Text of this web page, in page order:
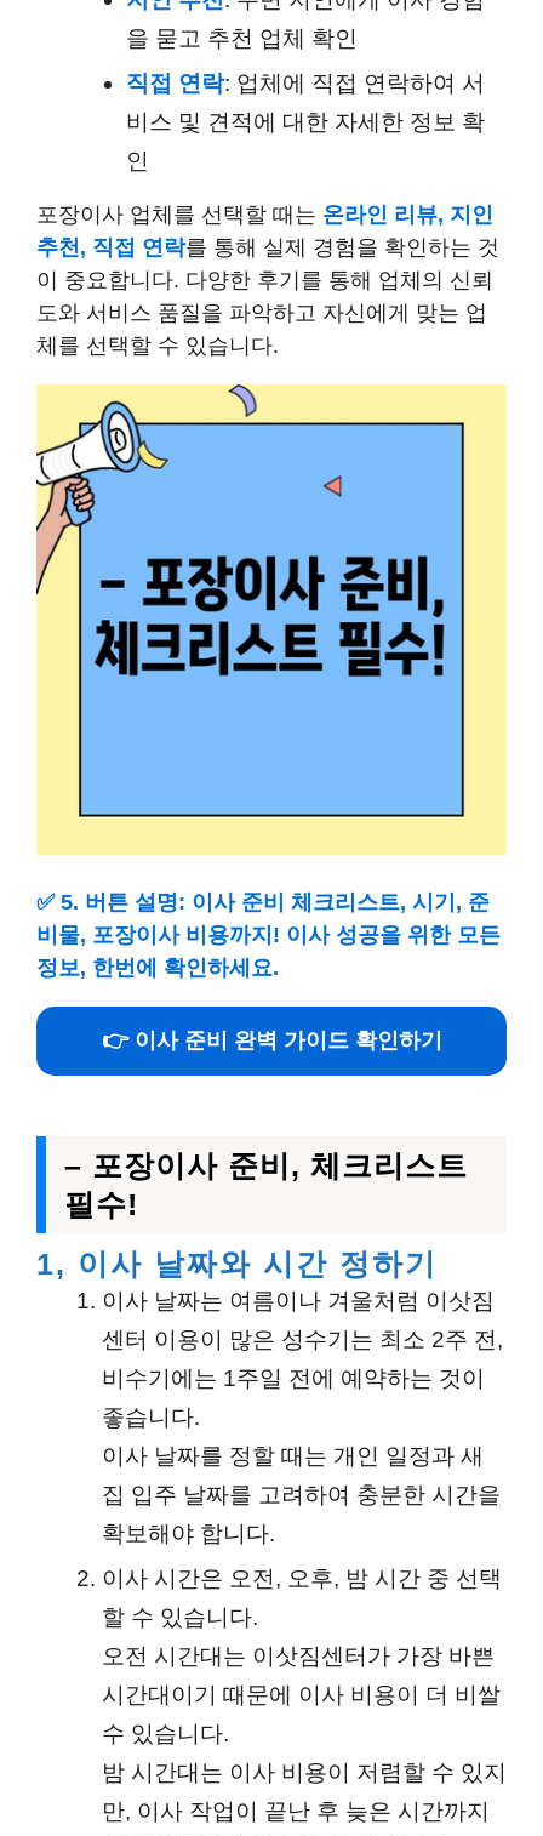
을 묻고 추천 업체 확인
직접 연락: 업체에 직접 연락하여 서
비스 및 견적에 대한 자세한 정보 확
인
포장이사 업체를 선택할 때는 온라인 리뷰, 지인
추천, 직접 연락를 통해 실제 경험을 확인하는 것
이 중요합니다. 다양한 후기를 통해 업체의 신뢰
도와 서비스 품질을 파악하고 자신에게 맞는 업
체를 선택할 수 있습니다.
✅ 5. 버튼 설명: 이사 준비 체크리스트, 시기, 준
비물, 포장이사 비용까지! 이사 성공을 위한 모든
정보, 한번에 확인하세요.
👉 이사 준비 완벽 가이드 확인하기
– 포장이사 준비, 체크리스트
필수!
1, 이사 날짜와 시간 정하기
이사 날짜는 여름이나 겨울처럼 이삿짐
센터 이용이 많은 성수기는 최소 2주 전,
비수기에는 1주일 전에 예약하는 것이
좋습니다.
이사 날짜를 정할 때는 개인 일정과 새
집 입주 날짜를 고려하여 충분한 시간을
확보해야 합니다.
이사 시간은 오전, 오후, 밤 시간 중 선택
할 수 있습니다.
오전 시간대는 이삿짐센터가 가장 바쁜
시간대이기 때문에 이사 비용이 더 비쌀
수 있습니다.
밤 시간대는 이사 비용이 저렴할 수 있지
만, 이사 작업이 끝난 후 늦은 시간까지